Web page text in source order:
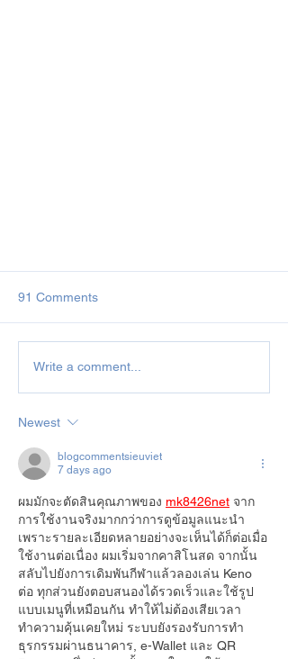
91 Comments
Write a comment...
Newest
blogcommentsieuviet
7 days ago
ผมมักจะตัดสินคุณภาพของ mk8426net จาก
การใช้งานจริงมากกว่าการดูข้อมูลแนะนำ
เพราะรายละเอียดหลายอย่างจะเห็นได้ก็ต่อเมื่อ
ใช้งานต่อเนื่อง ผมเริ่มจากคาสิโนสด จากนั้น
สลับไปยังการเดิมพันกีฬาแล้วลองเล่น Keno
ต่อ ทุกส่วนยังตอบสนองได้รวดเร็วและใช้รูป
แบบเมนูที่เหมือนกัน ทำให้ไม่ต้องเสียเวลา
ทำความคุ้นเคยใหม่ ระบบยังรองรับการทำ
ธุรกรรมผ่านธนาคาร, e-Wallet และ QR